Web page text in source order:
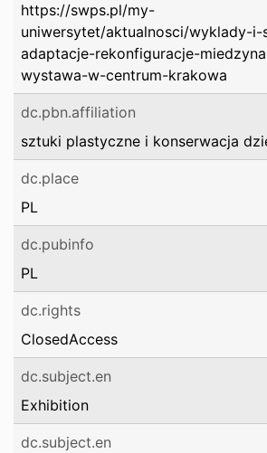
https://swps.pl/my-
uniwersytet/aktualnosci/wyklady-i-
adaptacje-rekonfiguracje-
wystawa-w-centrum-krakowa
dc.pbn.affiliation
sztuki plastyczne i konserwacja
dc.place
PL
dc.pubinfo
PL
dc.rights
ClosedAccess
dc.subject.en
Exhibition
dc.subject.en